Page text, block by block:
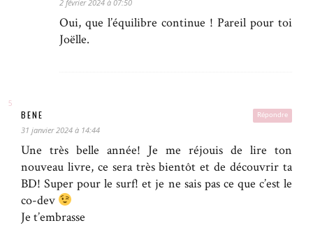
2 février 2024 à 07:50
Oui, que l’équilibre continue ! Pareil pour toi
Joëlle.
Répondre
BENE
31 janvier 2024 à 14:44
Une très belle année! Je me réjouis de lire ton
nouveau livre, ce sera très bientôt et de découvrir ta
BD! Super pour le surf! et je ne sais pas ce que c’est le
co-dev
Je t’embrasse